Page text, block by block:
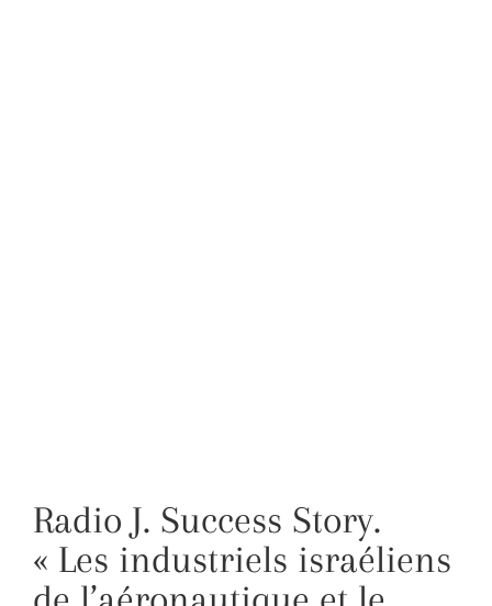
Radio J. Success Story.
« Les industriels israéliens